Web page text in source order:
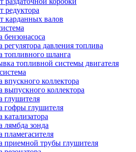
редуктора
карданных валов
бензонасоса
регулятора давления топлива
топливного шланга
топливной системы двигателя
впускного коллектора
выпускного коллектора
глушителя
гофры глушителя
катализатора
лямбда зонда
пламегасителя
приемной трубы глушителя